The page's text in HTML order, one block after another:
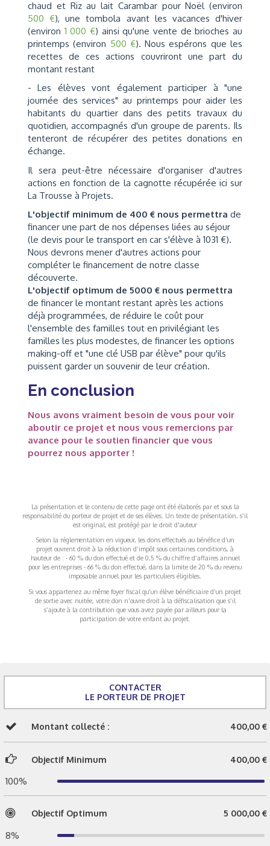
chaud et Riz au lait Carambar pour Noël (environ
500 €), une tombola avant les vacances d'hiver
(environ 1 000 €) ainsi qu'une vente de brioches au
printemps (environ 500 €). Nous espérons que les
recettes de ces actions couvriront une part du
montant restant
- Les élèves vont également participer à "une
journée des services" au printemps pour aider les
habitants du quartier dans des petits travaux du
quotidien, accompagnés d'un groupe de parents. Ils
tenteront de récupérer des petites donations en
échange.
Il sera peut-être nécessaire d'organiser d'autres
actions en fonction de la cagnotte récupérée ici sur
La Trousse à Projets.
L'objectif minimum de 400 € nous permettra de
financer une part de nos dépenses liées au séjour
(le devis pour le transport en car s'élève à 1031 €).
Nous devrons mener d'autres actions pour
compléter le financement de notre classe
découverte.
L'objectif optimum de 5000 € nous permettra
de financer le montant restant après les actions
déjà programmées, de réduire le coût pour
l'ensemble des familles tout en privilégiant les
familles les plus modestes, de financer les options
making-off et "une clé USB par élève" pour qu'ils
puissent garder un souvenir de leur création.
En conclusion
Nous avons vraiment besoin de vous pour voir
aboutir ce projet et nous vous remercions par
avance pour le soutien financier que vous
pourrez nous apporter !
La présentation et le contenu de cette page ont été élaborés par et sous la
responsabilité du porteur de projet et de ses élèves. Un texte de présentation, s'il
est original, est protégé par le droit d'auteur
Selon la réglementation en vigueur, les dons effectués au bénéfice d’un
projet ouvrent droit à la réduction d’impôt sous certaines conditions, à
hauteur de : - 60 % du don effectué et de 0,5 % du chiffre d’affaires annuel
pour les entreprises - 66 % du don effectué, dans la limite de 20 % du revenu
imposable annuel pour les particuliers éligibles.
Si vous appartenez au même foyer fiscal qu’un élève bénéficiaire d’un projet
de sortie avec nuitée, votre don n’ouvre droit à la défiscalisation que s’il
s’ajoute à la contribution que vous avez payée par ailleurs pour la
participation de votre enfant au projet.
CONTACTER
LE PORTEUR DE PROJET
Montant collecté : 400,00 €
Objectif Minimum 400,00 €
100%
Objectif Optimum 5 000,00 €
8%